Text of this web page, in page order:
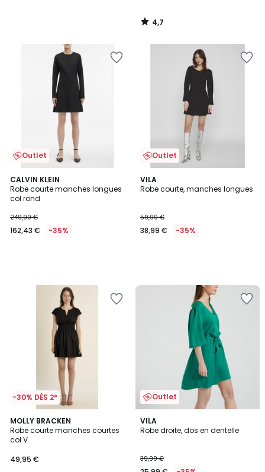
4,7
/
Outlet
CALVIN KLEIN
Robe courte manches longues
col rond
249,90 €
162,43 € -35%
Outlet
VILA
Robe courte, manches longues
59,99 €
38,99 € -35%
-30% DÈS 2*
MOLLY BRACKEN
Robe courte manches courtes
col V
49,95 €
4
/
5
Outlet
VILA
Robe droite, dos en dentelle
39,99 €
5
/